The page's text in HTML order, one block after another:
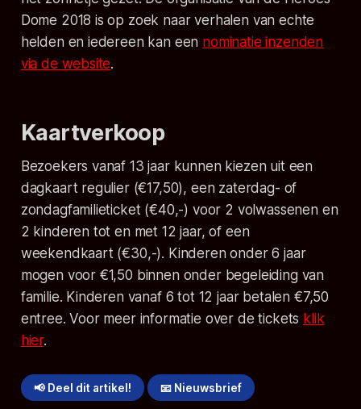
Dome 2018 is op zoek naar verhalen van echte
helden en iedereen kan een nominatie inzenden
via de website.
Kaartverkoop
Bezoekers vanaf 13 jaar kunnen kiezen uit een
dagkaart regulier (€17,50), een zaterdag- of
zondagfamilieticket (€40,-) voor 2 volwassenen en
2 kinderen tot en met 12 jaar, of een
weekendkaart (€30,-). Kinderen onder 6 jaar
mogen voor €1,50 binnen onder begeleiding van
familie. Kinderen vanaf 6 tot 12 jaar betalen €7,50
entree. Voor meer informatie over de tickets klik
hier.
📢 Deel dit artikel! 📧 Nieuwsbrief